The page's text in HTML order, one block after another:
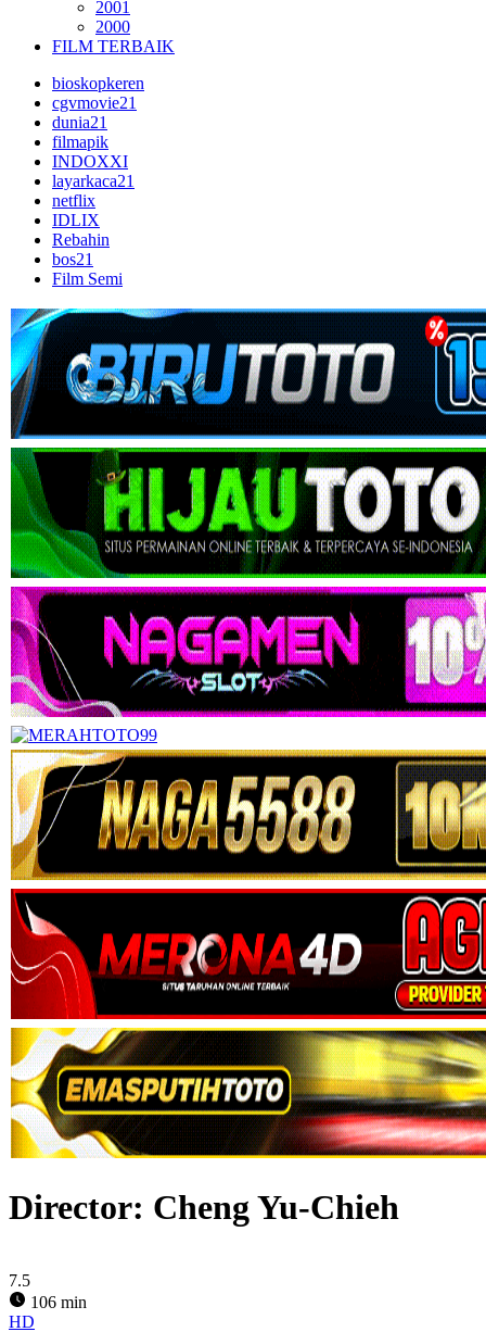
2001
2000
FILM TERBAIK
bioskopkeren
cgvmovie21
dunia21
filmapik
INDOXXI
layarkaca21
netflix
IDLIX
Rebahin
bos21
Film Semi
Director: Cheng Yu-Chieh
7.5
106 min
HD